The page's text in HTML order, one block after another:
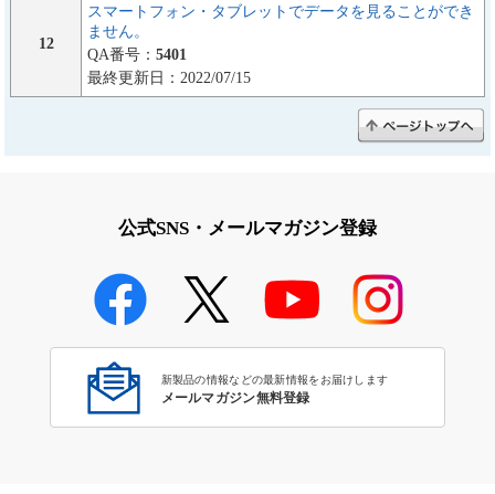
12
スマートフォン・タブレットでデータを見ることができ
ません。
QA番号： 5401
最終更新日：2022/07/15
公式SNS・メールマガジン登録
新製品の情報などの最新情報をお届けします
メールマガジン無料登録